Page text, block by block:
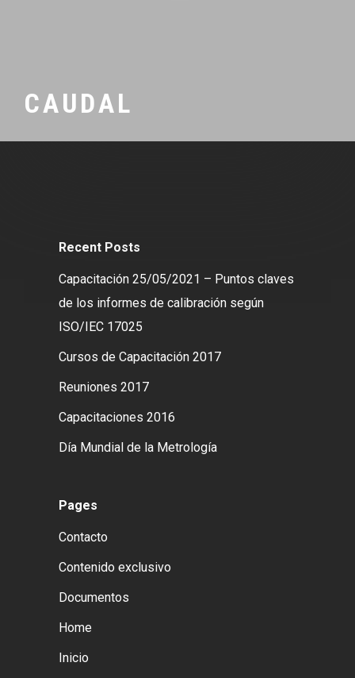
CAUDAL
Recent Posts
Capacitación 25/05/2021 – Puntos claves
de los informes de calibración según
ISO/IEC 17025
Cursos de Capacitación 2017
Reuniones 2017
Capacitaciones 2016
Día Mundial de la Metrología
Pages
Contacto
Contenido exclusivo
Documentos
Home
Inicio